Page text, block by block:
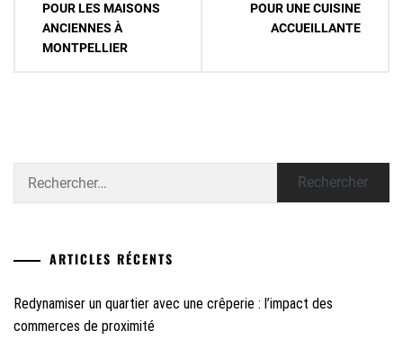
l’article
POUR LES MAISONS
ANCIENNES À
MONTPELLIER
POUR UNE CUISINE
ACCUEILLANTE
ARTICLES RÉCENTS
Redynamiser un quartier avec une crêperie : l’impact des
commerces de proximité